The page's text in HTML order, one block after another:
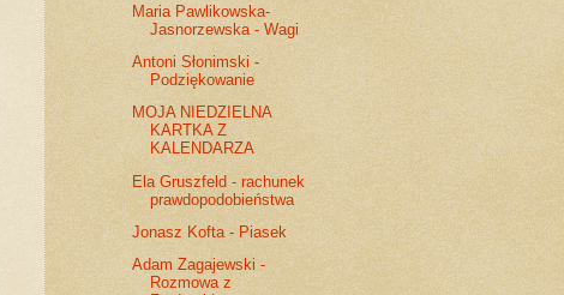
Maria Pawlikowska-
Jasnorzewska - Wagi
Antoni Słonimski -
Podziękowanie
MOJA NIEDZIELNA
KARTKA Z
KALENDARZA
Ela Gruszfeld - rachunek
prawdopodobieństwa
Jonasz Kofta - Piasek
Adam Zagajewski -
Rozmowa z